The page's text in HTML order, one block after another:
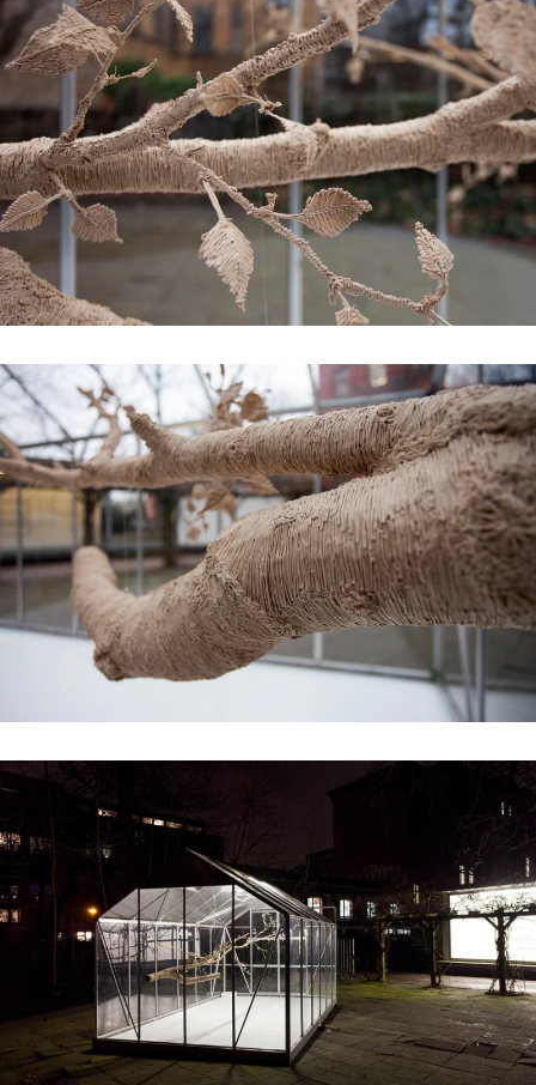
#5 | 2022 Shelley Odradek
#4 | 2022 Constantin Hartenstein
#3 | 2022 Maulwerker & Steffi Weismann
#2 | 2022 Anna Bochkova
#1 | 2022 Christophe Constantin
//related to limit
#8 | 2021 Michael A. Robinson
#7 | 2021 Stefano Comensoli_Nicolò Colciago
#6 | 2021 Renata Rara Kaminska
#5 | 2021 Birgit Schlieps
#4 | 2021 Ruth Baettig
#3 | 2021 Peter Welz
#2 | 2021 Sêma Bekirović
#1 | 2021 RCO
#6 | 2020 Monika Grzymala
#5 | 2020 Gaby Taplick
#4 | 2020 Jason Gringler
#3 | 2020 Lucio Auri
#2 | 2020 Patricia Sandonis
#1 | 2020 Florian Neufeldt